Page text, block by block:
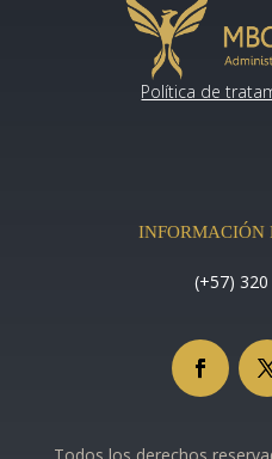
Política de
INFORMACIÓN
(+57)